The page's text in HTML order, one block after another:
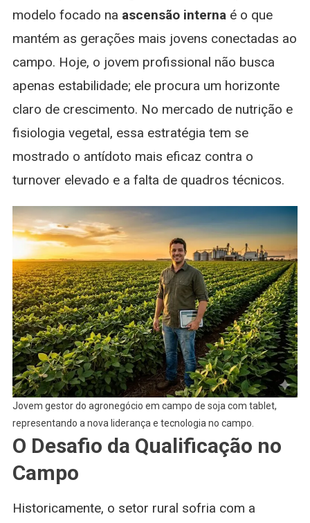
modelo focado na ascensão internaé o que
mantém as gerações mais jovens conectadas ao
campo. Hoje, o jovem profissional não busca
apenas estabilidade; ele procura um horizonte
claro de crescimento. No mercado de nutrição e
fisiologia vegetal, essa estratégia tem se
mostrado o antídoto mais eficaz contra o
turnover elevado e a falta de quadros técnicos.
Jovem gestor do agronegócio em campo de soja com tablet,
representando a nova liderança e tecnologia no campo.
O Desafio da Qualificação no
Campo
Historicamente, o setor rural sofria com a